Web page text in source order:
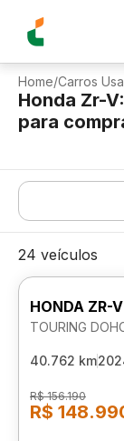
Home/Carros
Honda Zr-
para
24 veículos
HONDA ZR-V
TOURING
40.762 km
R$ 156.190
R$